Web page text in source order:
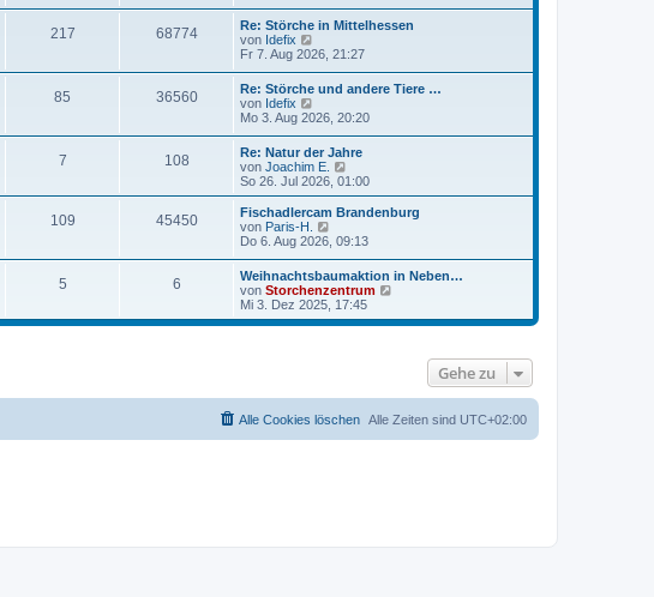
t
r
g
r
B
i
t
r
a
g
s
r
B
t
217 68774
Re: Störche in Mittelhessen
von Idefix
e
s
t
e
r
B
e
i
t
r
a
g
Fr 7. Aug 2026, 21:27
85 36560
Re: Störche und andere Tiere …
von Idefix
e
s
t
e
r
B
e
i
t
r
a
g
Mo 3. Aug 2026, 20:20
7 108
Re: Natur der Jahre
von Joachim E.
e
u
e
t
B
e
t
So 26. Jul 2026, 01:00
109 45450
Fischadlercam Brandenburg
von Paris-H.
e
s
t
e
r
r
g
Do 6. Aug 2026, 09:13
5 6
Weihnachtsbaumaktion in Neben…
von Storchenzentrum
u
e
Mi 3. Dez 2025, 17:45
Gehe zu
Alle Zeiten sind UTC+02:00
Alle Cookies löschen